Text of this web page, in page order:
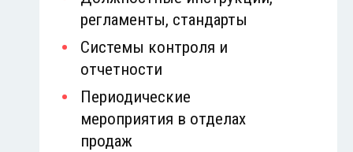
регламенты, стандарты
Системы контроля и
отчетности
Периодические
мероприятия в отделах
продаж